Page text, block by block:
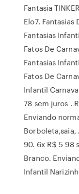
Fantasia
Elo7. Fantasias
Fantasias
Fatos De
Fantasias
Fatos De
Infantil
78 sem juros .
Enviando
Borboleta,saia,
90. 6x R$ 5 98
Branco.
Infantil